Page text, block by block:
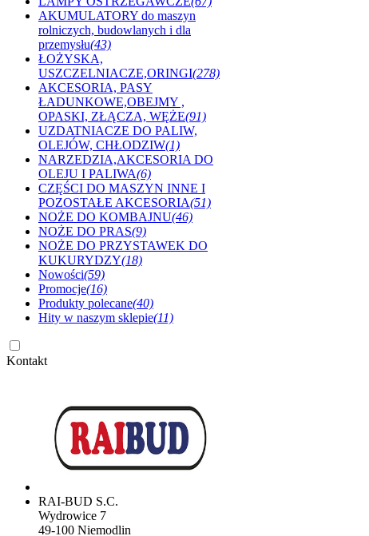
AKUMULATORY do maszyn
rolniczych, budowlanych i dla
przemysłu(43)
ŁOŻYSKA,
USZCZELNIACZE,ORINGI(278)
AKCESORIA, PASY
ŁADUNKOWE,OBEJMY ,
OPASKI, ZŁĄCZA, WĘŻE(91)
UZDATNIACZE DO PALIW,
OLEJÓW, CHŁODZIW(1)
NARZEDZIA,AKCESORIA DO
OLEJU I PALIWA(6)
CZĘŚCI DO MASZYN INNE I
POZOSTAŁE AKCESORIA(51)
NOŻE DO KOMBAJNU(46)
NOŻE DO PRAS(9)
NOŻE DO PRZYSTAWEK DO
KUKURYDZY(18)
Nowości(59)
Promocje(16)
Produkty polecane(40)
Hity w naszym sklepie(11)
Kontakt
RAI-BUD S.C.
Wydrowice 7
49-100 Niemodlin